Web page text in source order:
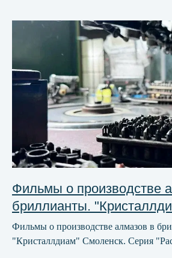
Фильмы о производстве
бриллианты.
Фильмы о производстве алмазов в
"Кристаллдиам" Смоленск. Серия